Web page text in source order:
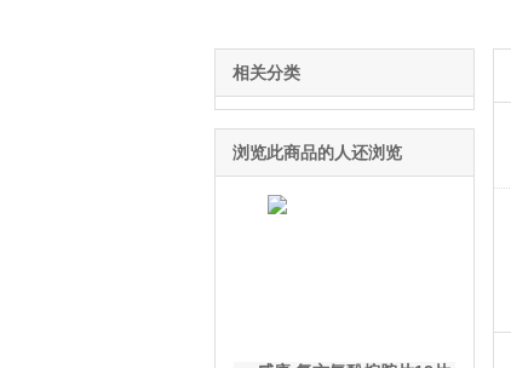
相关分类
浏览此商品的人还浏览